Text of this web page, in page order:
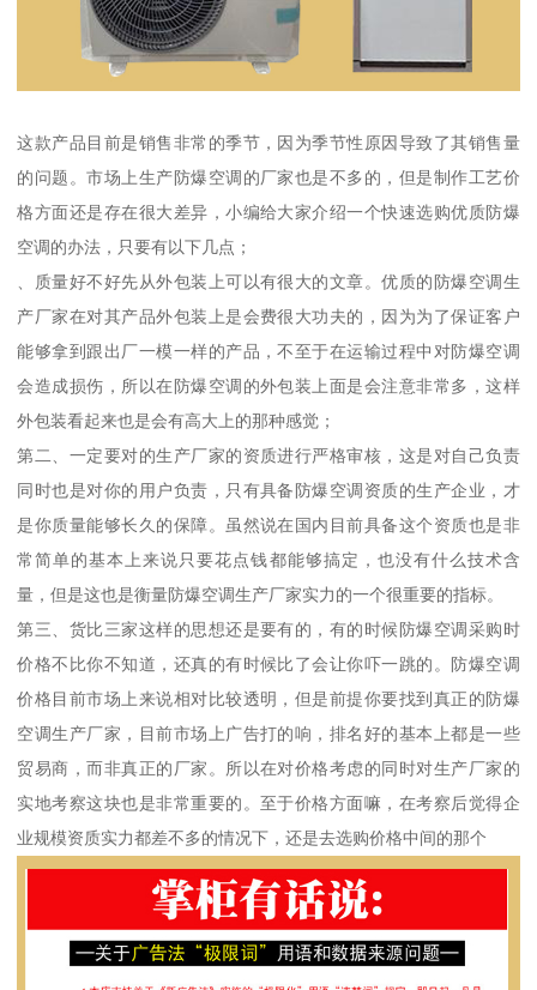
这款产品目前是销售非常的季节，因为季节性原因导致了其销售量
的问题。市场上生产防爆空调的厂家也是不多的，但是制作工艺价
格方面还是存在很大差异，小编给大家介绍一个快速选购优质防爆
空调的办法，只要有以下几点；
、质量好不好先从外包装上可以有很大的文章。优质的防爆空调生
产厂家在对其产品外包装上是会费很大功夫的，因为为了保证客户
能够拿到跟出厂一模一样的产品，不至于在运输过程中对防爆空调
会造成损伤，所以在防爆空调的外包装上面是会注意非常多，这样
外包装看起来也是会有高大上的那种感觉；
第二、一定要对的生产厂家的资质进行严格审核，这是对自己负责
同时也是对你的用户负责，只有具备防爆空调资质的生产企业，才
是你质量能够长久的保障。虽然说在国内目前具备这个资质也是非
常简单的基本上来说只要花点钱都能够搞定，也没有什么技术含
量，但是这也是衡量防爆空调生产厂家实力的一个很重要的指标。
第三、货比三家这样的思想还是要有的，有的时候防爆空调采购时
价格不比你不知道，还真的有时候比了会让你吓一跳的。防爆空调
价格目前市场上来说相对比较透明，但是前提你要找到真正的防爆
空调生产厂家，目前市场上广告打的响，排名好的基本上都是一些
贸易商，而非真正的厂家。所以在对价格考虑的同时对生产厂家的
实地考察这块也是非常重要的。至于价格方面嘛，在考察后觉得企
业规模资质实力都差不多的情况下，还是去选购价格中间的那个